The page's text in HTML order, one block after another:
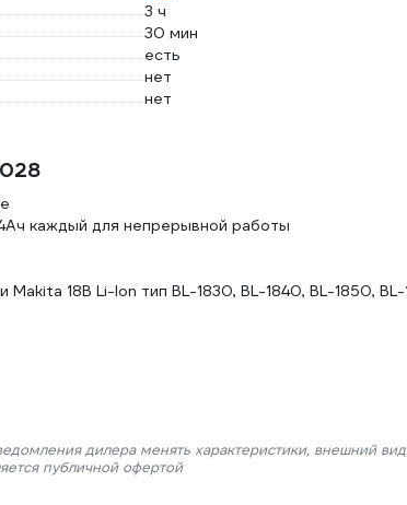
3 ч
30 мин
есть
нет
нет
каждый для непрерывной работы
18В Li-Ion тип BL-1830, BL-1840, BL-1850,
дилера менять характеристики, внешний
публичной офертой